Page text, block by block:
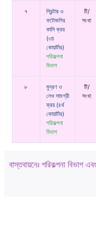
৭
প্রিন্টার ও
ফটোকপির
কালি ক্রয়
(৩য়
কোয়ার্টার)
পরিকল্পনা
বিভাগ
টি/
সংখা
৮
মুদ্রণ ও
লেখ সামগ্রী
ক্রয় (৪র্থ
কোয়ার্টার)
পরিকল্পনা
বিভাগ
টি/
সংখা
বাস্তবায়নেঃ পরিকল্পনা বিভাগ